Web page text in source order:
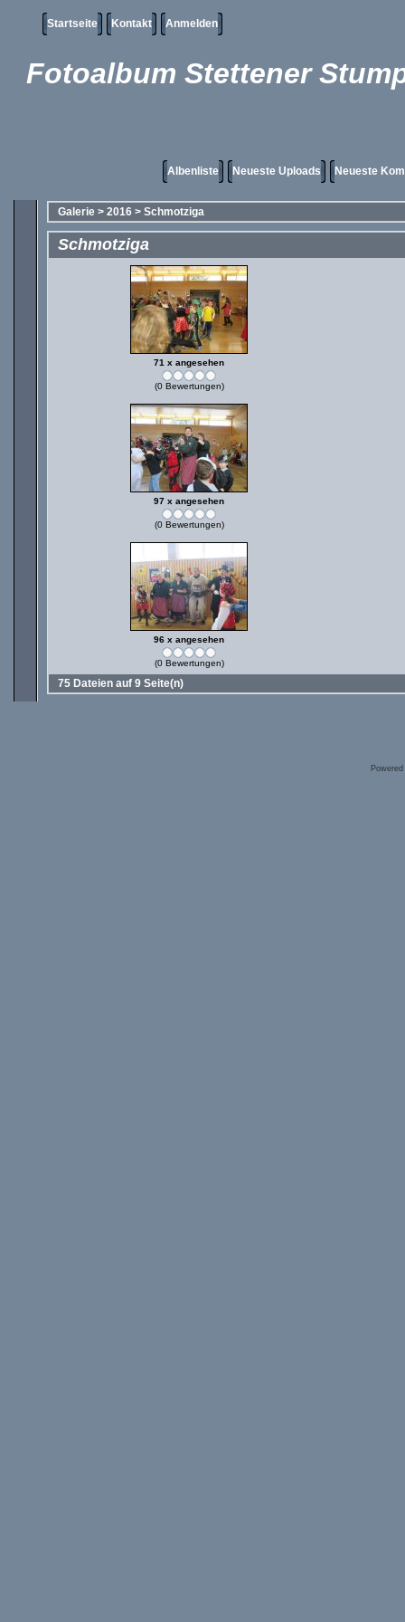
Startseite Kontakt Anmelden
Fotoalbum Stettener
Albenliste Neueste Uploads Neueste
Galerie > 2016 > Schmotziga
Schmotziga
71 x angesehen
(0 Bewertungen)
97 x angesehen
(0 Bewertungen)
96 x angesehen
(0 Bewertungen)
75 Dateien auf 9 Seite(n)